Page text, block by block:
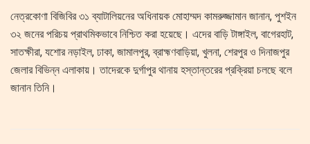
নেত্রকোণা বিজিবির ৩১ ব্যাটালিয়নের অধিনায়ক মোহাম্মদ কামরুজ্জামান জানান, পুশইন
৩২ জনের পরিচয় প্রাথমিকভাবে নিশ্চিত করা হয়েছে। এদের বাড়ি টাঙ্গাইল, বাগেরহাট,
সাতক্ষীরা, যশোর নড়াইল, ঢাকা, জামালপুর, ব্রাহ্মণবাড়িয়া, খুলনা, শেরপুর ও দিনাজপুর
জেলার বিভিন্ন এলাকায়। তাদেরকে দুর্গাপুর থানায় হস্তান্তরের প্রক্রিয়া চলছে বলে
জানান তিনি।